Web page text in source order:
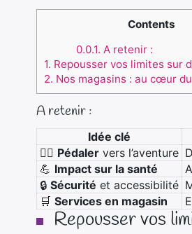
Contents
0.0.1. A retenir :
1. Repousser vos limites sur
2. Nos magasins : au cœur
A retenir :
Idée clé
🚴‍♂️ Pédaler vers l’aventure
💪 Impact sur la santé
🔒 Sécurité et accessibilité
🛒 Services en magasin
Repousser vos